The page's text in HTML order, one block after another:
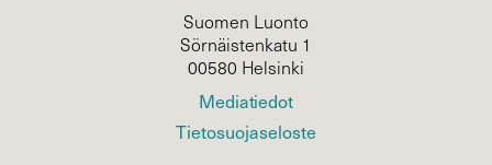
Suomen Luonto
Sörnäistenkatu 1
00580 Helsinki
Mediatiedot
Tietosuojaseloste